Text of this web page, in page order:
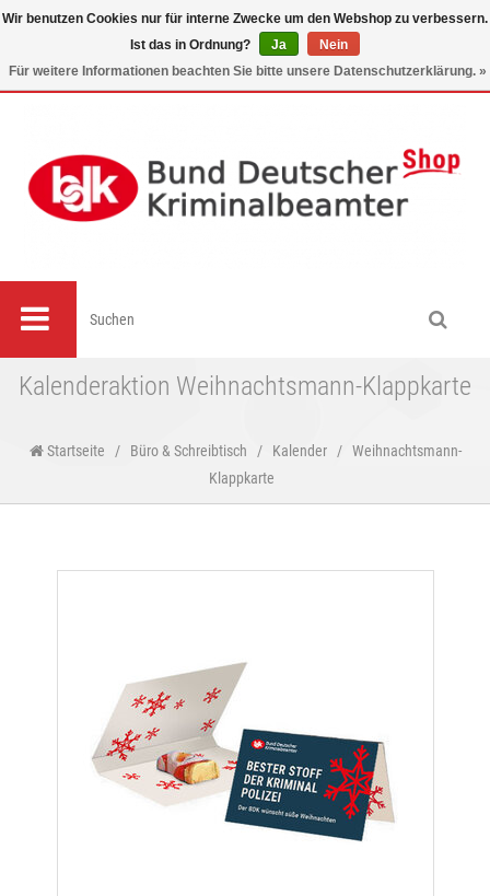
Kalenderaktion Weihnachtsmann-Klappkarte
Startseite / Büro & Schreibtisch / Kalender / Weihnachtsmann-
Klappkarte
Wir benutzen Cookies nur für interne Zwecke um den Webshop zu verbessern.
Ist das in Ordnung?
Ja
Nein
Für weitere Informationen beachten Sie bitte unsere Datenschutzerklärung. »